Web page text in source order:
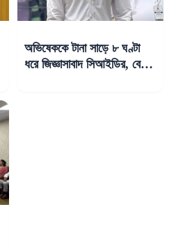
অভিষেককে টানা সাড়ে ৮ ঘণ্টা
ধরে জিজ্ঞাসাবাদ সিআইডির, বেরিয়ে